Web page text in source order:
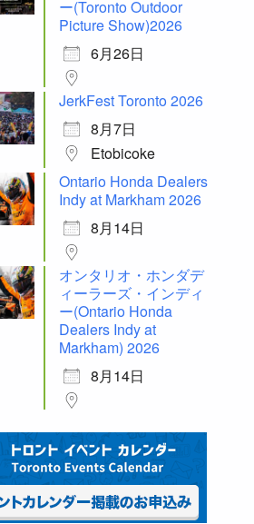
ー(Toronto Outdoor
Picture Show)2026
6月26日
JerkFest Toronto 2026
8月7日
Etobicoke
Ontario Honda Dealers
Indy at Markham 2026
8月14日
オンタリオ・ホンダデ
ィーラーズ・インディ
ー(Ontario Honda
Dealers Indy at
Markham) 2026
8月14日